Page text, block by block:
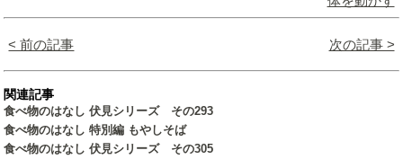
< 前の記事 次の記事 >
関連記事
食べ物のはなし 伏見シリーズ その293
食べ物のはなし 特別編 もやしそば
食べ物のはなし 伏見シリーズ その305